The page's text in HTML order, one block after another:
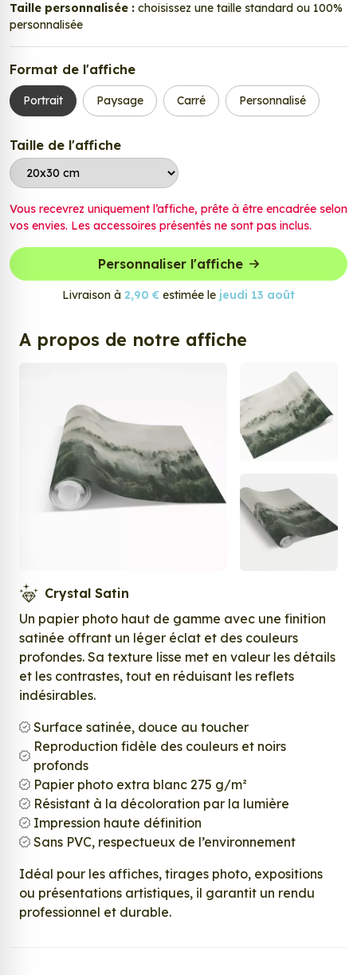
Taille personnalisée : choisissez une taille standard ou 100%
personnalisée
Format de l'affiche
Portrait Paysage Carré Personnalisé
Taille de l'affiche
Vous recevrez uniquement l’affiche, prête à être encadrée selon
vos envies. Les accessoires présentés ne sont pas inclus.
Personnaliser l'affiche
Livraison à 2,90 € estimée le jeudi 13 août
A propos de notre affiche
Crystal Satin
Un papier photo haut de gamme avec une finition
satinée offrant un léger éclat et des couleurs
profondes. Sa texture lisse met en valeur les détails
et les contrastes, tout en réduisant les reflets
indésirables.
Surface satinée, douce au toucher
Reproduction fidèle des couleurs et noirs
profonds
Papier photo extra blanc 275 g/m²
Résistant à la décoloration par la lumière
Impression haute définition
Sans PVC, respectueux de l’environnement
Idéal pour les affiches, tirages photo, expositions
ou présentations artistiques, il garantit un rendu
professionnel et durable.